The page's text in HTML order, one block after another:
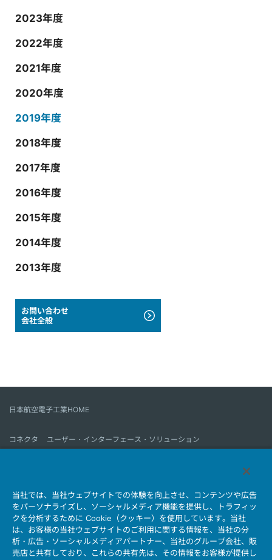
2023年度
2022年度
2021年度
2020年度
2019年度
2018年度
2017年度
2016年度
2015年度
2014年度
2013年度
お問い合わせ
会社全般
日本航空電子工業HOME
コネクタ
ユーザー・インターフェース・ソリューション
会社情報 サステナビリティ IR情報 採用情報
会社情報新着一覧
製品情報新着一覧
サイトマップ お問い合わせ
当社では、当社ウェブサイトでの体験を向上させ、コンテンツや広告
をパーソナライズし、ソーシャルメディア機能を提供し、トラフィッ
クを分析するために Cookie（クッキー）を使用しています。当社
は、お客様の当社ウェブサイトのご利用に関する情報を、当社の分
析・広告・ソーシャルメディアパートナー、当社のグループ会社、販
売店と共有しており、これらの共有先は、その情報をお客様が提供し